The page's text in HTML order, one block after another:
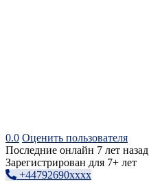
0.0 Оценить пользователя
Последние онлайн 7 лет назад
Зарегистрирован для 7+ лет
+44792690xxxx